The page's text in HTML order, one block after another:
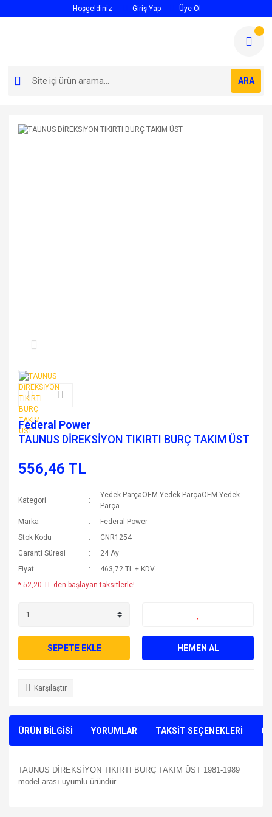
Hoşgeldiniz Giriş Yap Üye Ol
ARA
Federal Power
TAUNUS DİREKSİYON TIKIRTI BURÇ TAKIM ÜST
556,46 TL
Kategori
Yedek ParçaOEM Yedek ParçaOEM Yedek
Parça
Marka
Federal Power
Stok Kodu
CNR1254
Garanti Süresi
24 Ay
Fiyat
463,72 TL + KDV
* 52,20 TL den başlayan taksitlerle!
SEPETE EKLE HEMEN AL
Karşılaştır
ÜRÜN BİLGİSİ YORUMLAR TAKSİT SEÇENEKLERİ
TAUNUS DİREKSİYON TIKIRTI BURÇ TAKIM ÜST 1981-1989
model arası uyumlu üründür.